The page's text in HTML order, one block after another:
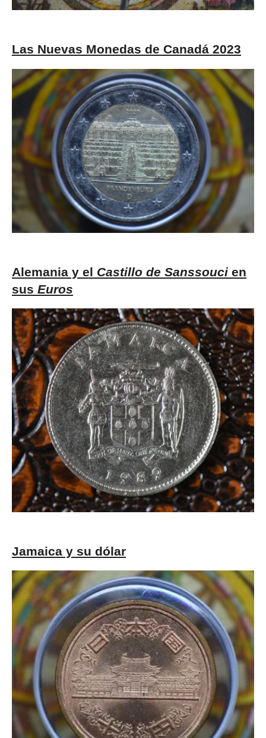
Las Nuevas Monedas de Canadá 2023
Alemania y el Castillo de Sanssouci en
sus Euros
Jamaica y su dólar